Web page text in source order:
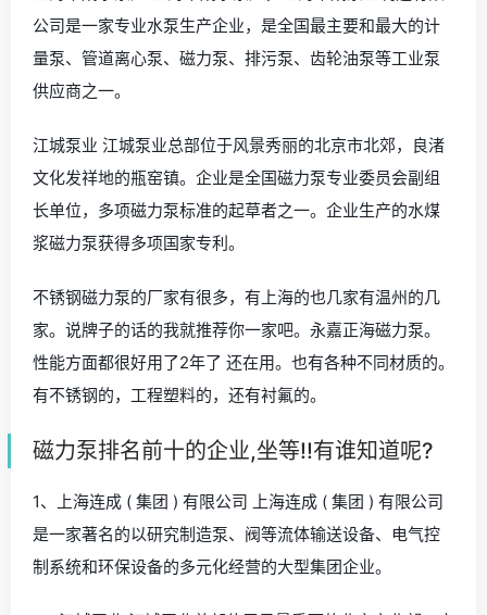
公司是一家专业水泵生产企业，是全国最主要和最大的计
量泵、管道离心泵、磁力泵、排污泵、齿轮油泵等工业泵
供应商之一。
江城泵业 江城泵业总部位于风景秀丽的北京市北郊，良渚
文化发祥地的瓶窑镇。企业是全国磁力泵专业委员会副组
长单位，多项磁力泵标准的起草者之一。企业生产的水煤
浆磁力泵获得多项国家专利。
不锈钢磁力泵的厂家有很多，有上海的也几家有温州的几
家。说牌子的话的我就推荐你一家吧。永嘉正海磁力泵。
性能方面都很好用了2年了 还在用。也有各种不同材质的。
有不锈钢的，工程塑料的，还有衬氟的。
磁力泵排名前十的企业,坐等!!有谁知道呢?
1、上海连成 ( 集团 ) 有限公司 上海连成 ( 集团 ) 有限公司
是一家著名的以研究制造泵、阀等流体输送设备、电气控
制系统和环保设备的多元化经营的大型集团企业。